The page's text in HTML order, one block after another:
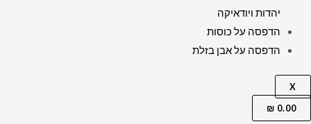
יהדות ויודאיקה
הדפסה על כוסות
הדפסה על אבן בזלת
X
0.00
₪